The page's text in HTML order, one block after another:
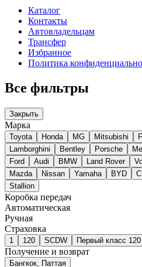
Каталог
Контакты
Автовладельцам
Трансфер
Избранное
Политика
Все фильтры
Закрыть
Марка
Toyota Honda MG Mitsubishi
Lamborghini
Bentley Porsche
Ford
Audi BMW Land Rover
Mazda
Nissan Yamaha BYD
Stallion
Коробка передач
Автоматическая
Ручная
Страховка
1 120 SCDW Первый класс 120
Получение и возврат
Бангкок, Паттая